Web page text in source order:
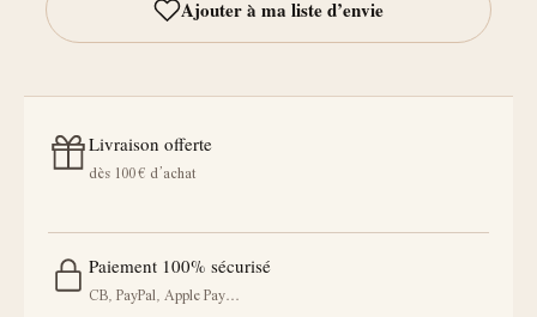
Livraison offerte
dès 100 € d’achat
Paiement 100% sécurisé
CB, PayPal, Apple Pay…